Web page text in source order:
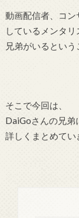
動画配信者、コ
しているメンタリ
兄弟がいるとい
そこで今回は、
DaiGoさんの兄弟
詳しくまとめてい